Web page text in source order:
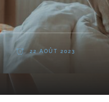
22 AOÛT 2023